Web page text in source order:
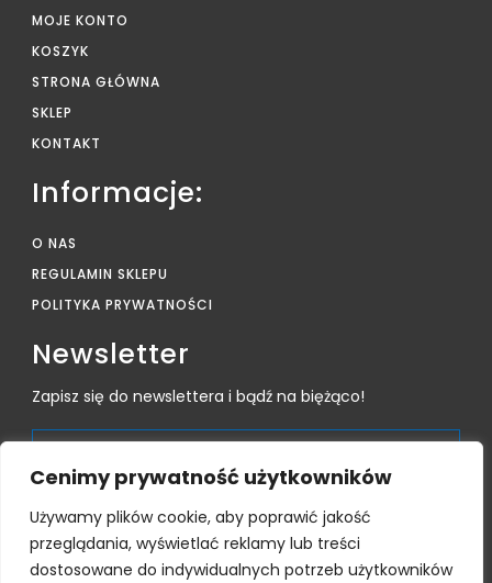
Cenimy prywatność użytkowników
Używamy plików cookie, aby poprawić jakość
przeglądania, wyświetlać reklamy lub treści
dostosowane do indywidualnych potrzeb użytkowników
MOJE KONTO
KOSZYK
STRONA GŁÓWNA
SKLEP
KONTAKT
Informacje:
O NAS
REGULAMIN SKLEPU
POLITYKA PRYWATNOŚCI
Newsletter
Zapisz się do newslettera i bądź na biężąco!
Subsktrybując zgadzam się na przetwarzanie moich